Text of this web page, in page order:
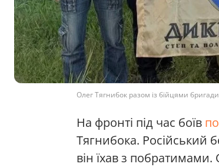
Олег Тягнибок разом із бійцями
На фронті під час боїв
Тягнибока. Російський
він їхав з